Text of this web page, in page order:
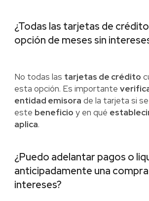
¿Todas las tarjetas de
opción de meses sin
No todas las tarjetas de crédito
esta opción. Es importante
entidad emisora de la tarjeta si
este beneficio y en qué
aplica.
¿Puedo adelantar pagos o
anticipadamente una compra
intereses?